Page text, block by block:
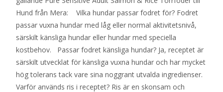
Hund från Mera: Vilka hundar passar fodret för? Fodret
passar vuxna hundar med låg eller normal aktivitetsnivå,
särskilt känsliga hundar eller hundar med speciella
kostbehov. Passar fodret känsliga hundar? Ja, receptet är
särskilt utvecklat för känsliga vuxna hundar och har mycket
hög tolerans tack vare sina noggrant utvalda ingredienser.
Varför används ris i receptet? Ris är en skonsam och